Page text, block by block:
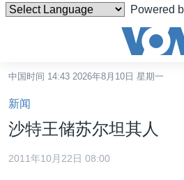
Powered
碍
链
接
跳
转
中国
中国时间 14:43 2026年8月10日 星期一
新闻
沙特王储苏尔坦其人
2011年10月22日 08:00